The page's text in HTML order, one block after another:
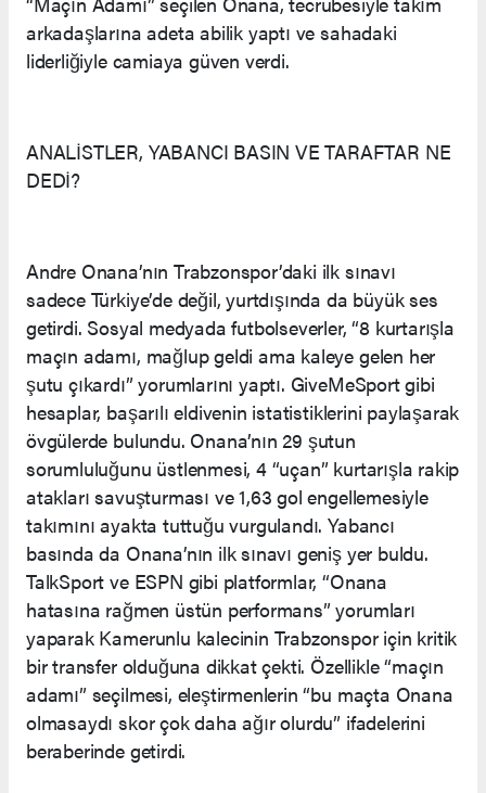
arkadaşlarına adeta abilik yaptı ve sahadaki
liderliğiyle camiaya güven verdi.
ANALİSTLER, YABANCI BASIN VE TARAFTAR NE
DEDİ?
Andre Onana’nın Trabzonspor’daki ilk sınavı
sadece Türkiye’de değil, yurtdışında da büyük ses
getirdi. Sosyal medyada futbolseverler, “8 kurtarışla
maçın adamı, mağlup geldi ama kaleye gelen her
şutu çıkardı” yorumlarını yaptı. GiveMeSport gibi
hesaplar, başarılı eldivenin istatistiklerini paylaşarak
övgülerde bulundu. Onana’nın 29 şutun
sorumluluğunu üstlenmesi, 4 “uçan” kurtarışla rakip
atakları savuşturması ve 1,63 gol engellemesiyle
takımını ayakta tuttuğu vurgulandı. Yabancı
basında da Onana’nın ilk sınavı geniş yer buldu.
TalkSport ve ESPN gibi platformlar, “Onana
hatasına rağmen üstün performans” yorumları
yaparak Kamerunlu kalecinin Trabzonspor için kritik
bir transfer olduğuna dikkat çekti. Özellikle “maçın
adamı” seçilmesi, eleştirmenlerin “bu maçta Onana
olmasaydı skor çok daha ağır olurdu” ifadelerini
beraberinde getirdi.